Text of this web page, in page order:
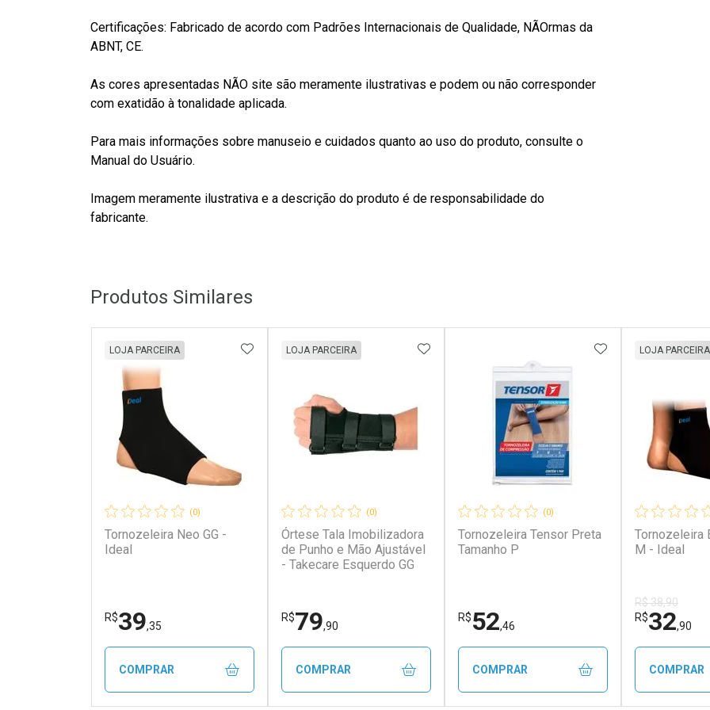
Certificações: Fabricado de acordo com Padrões Internacionais de Qualidade, NÃOrmas da
ABNT, CE.
As cores apresentadas NÃO site são meramente ilustrativas e podem ou não corresponder
com exatidão à tonalidade aplicada.
Para mais informações sobre manuseio e cuidados quanto ao uso do produto, consulte o
Manual do Usuário.
Imagem meramente ilustrativa e a descrição do produto é de responsabilidade do
fabricante.
Produtos Similares
(0)
Tornozeleira Neo GG -
Ideal
LOJA PARCEIRA
R$39,35
ADICIONAR AOS FAVORITOS
COMPRAR
(0)
Órtese Tala Imobilizadora
de Punho e Mão Ajustável
- Takecare Esquerdo GG
LOJA PARCEIRA
R$79,90
ADICIONAR AOS FAVORITOS
COMPRAR
(0)
Tornozeleira Tensor Preta
Tamanho P
R$52,46
ADICIONAR AOS
COMPRAR
Tornozeleira
M - Ideal
LOJA PARCEIRA
R$ 38,90
R$32,90
COMPRAR